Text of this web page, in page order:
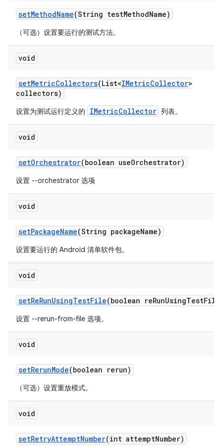
setMethodName(String testMethodName)
（可选）设置要运行的测试方法。
void
setMetricCollectors(List<IMetricCollector>
collectors)
设置为测试运行定义的 IMetricCollector 列表。
void
setOrchestrator(boolean useOrchestrator)
设置 --orchestrator 选项
void
setPackageName(String packageName)
设置要运行的 Android 清单软件包。
void
setReRunUsingTestFile(boolean reRunUsingTest
设置 --rerun-from-file 选项。
void
setRerunMode(boolean rerun)
（可选）设置重放模式。
void
setRetryAttemptNumber(int attemptNumber)